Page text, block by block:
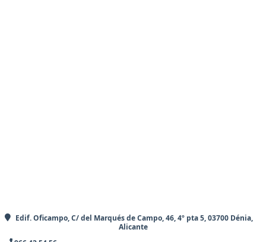
Edif. Oficampo, C/ del Marqués de Campo, 46, 4º pta 5, 03700 Dénia,
Alicante